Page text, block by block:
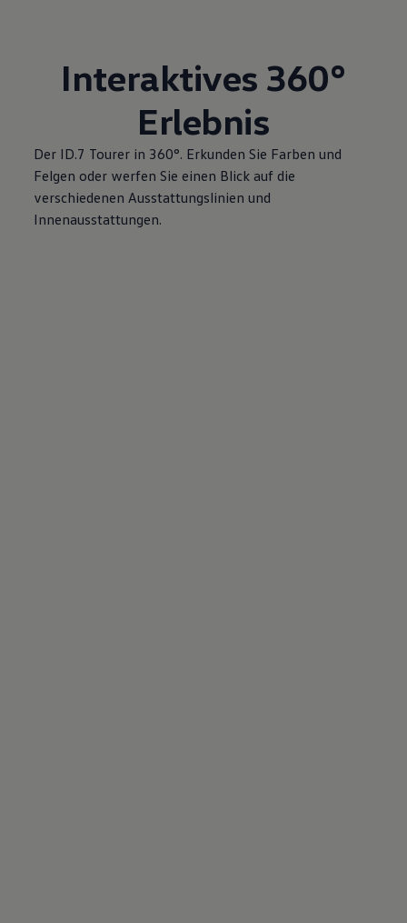
Interaktives 360°
Erlebnis
Der ID.7 Tourer in 360°. Erkunden Sie Farben und
Felgen oder werfen Sie einen Blick auf die
verschiedenen Ausstattungslinien und
Innenausstattungen.